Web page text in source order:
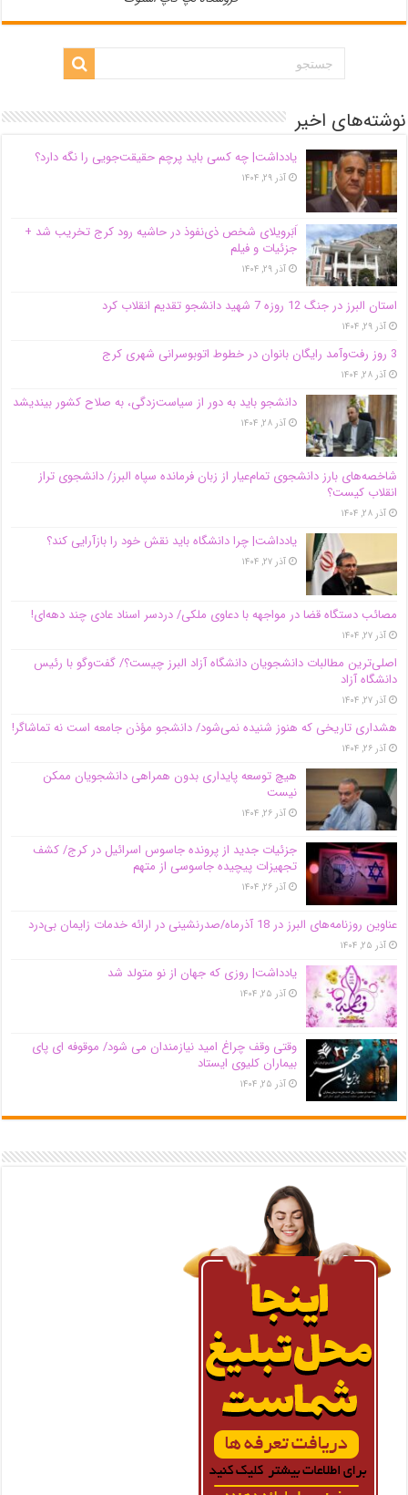
نوشته‌های اخیر
یادداشت| ‌چه کسی باید پرچم حقیقت‌جویی را نگه دارد؟
آذر ۲۹, ۱۴۰۴
اَبَر‌ویلای شخص ذی‌نفوذ در حاشیه‌ رود کرج تخریب شد +
جزئیات و فیلم
آذر ۲۹, ۱۴۰۴
استان البرز در جنگ 12 روزه 7 شهید دانشجو تقدیم انقلاب کرد
آذر ۲۹, ۱۴۰۴
3 روز رفت‌وآمد رایگان بانوان در خطوط اتوبوسرانی شهری کرج
آذر ۲۸, ۱۴۰۴
دانشجو باید به دور از سیاست‌زدگی، به صلاح کشور بیندیشد
آذر ۲۸, ۱۴۰۴
شاخصه‌های بارز دانشجوی تمام‌عیار از زبان فرمانده سپاه البرز/ دانشجوی تراز
انقلاب کیست؟
آذر ۲۸, ۱۴۰۴
یادداشت| چرا دانشگاه باید نقش خود را بازآرایی کند؟
آذر ۲۷, ۱۴۰۴
مصائب دستگاه قضا در مواجهه با دعاوی ملکی/ دردسر اسناد عادی چند‌ دهه‌ای!
آذر ۲۷, ۱۴۰۴
اصلی‌ترین مطالبات دانشجویان دانشگاه آزاد البرز چیست؟/ گفت‌وگو با رئیس
دانشگاه آز‌اد
آذر ۲۷, ۱۴۰۴
هشداری تاریخی که هنوز شنیده نمی‌شود/ دانشجو مؤذن جامعه است نه تماشاگر!
آذر ۲۶, ۱۴۰۴
هیچ توسعه پایداری بدون همراهی دانشجویان ممکن
نیست
آذر ۲۶, ۱۴۰۴
جزئیات جدید از پرونده جاسوس اسرائیل در کرج/‌ کشف
تجهیزات پیچیده جاسوسی از متهم
آذر ۲۶, ۱۴۰۴
عناوین روزنامه‌های البرز در ‌18 آذرماه/صدرنشینی در ارائه خدمات زایمان بی‌درد
آذر ۲۵, ۱۴۰۴
یادداشت| روزی که جهان از نو متولد شد
آذر ۲۵, ۱۴۰۴
وقتی وقف چراغ امید نیازمندان می شود/ موقوفه ای پای
بیماران کلیوی ایستاد
آذر ۲۵, ۱۴۰۴